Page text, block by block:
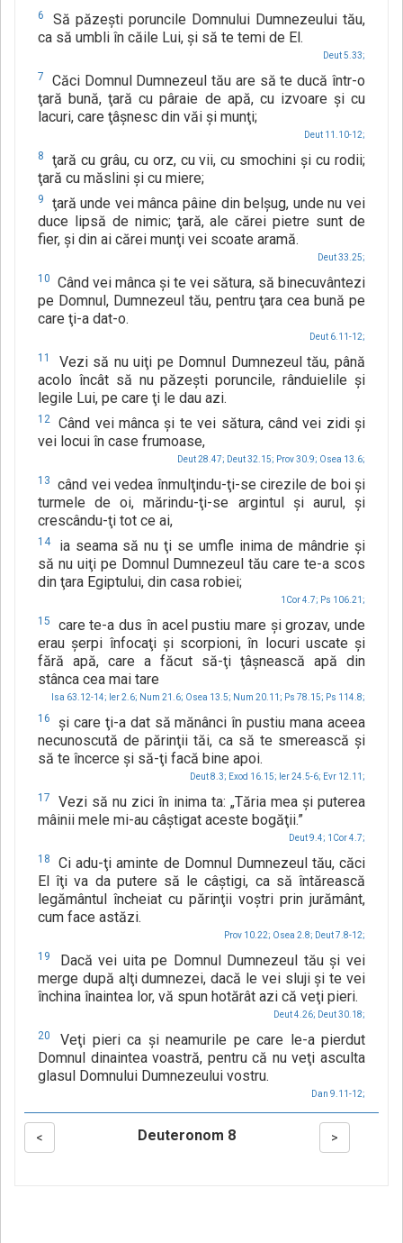
6
Să păzeşti poruncile Domnului Dumnezeului tău,
ca să umbli în căile Lui, şi să te temi de El.
Deut 5.33;
7
Căci Domnul Dumnezeul tău are să te ducă într-o
ţară bună, ţară cu pâraie de apă, cu izvoare şi cu
lacuri, care ţâşnesc din văi şi munţi;
Deut 11.10-12;
8
ţară cu grâu, cu orz, cu vii, cu smochini şi cu rodii;
ţară cu măslini şi cu miere;
9
ţară unde vei mânca pâine din belşug, unde nu vei
duce lipsă de nimic; ţară, ale cărei pietre sunt de
fier, şi din ai cărei munţi vei scoate aramă.
Deut 33.25;
10
Când vei mânca şi te vei sătura, să binecuvântezi
pe Domnul, Dumnezeul tău, pentru ţara cea bună pe
care ţi-a dat-o.
Deut 6.11-12;
11
Vezi să nu uiţi pe Domnul Dumnezeul tău, până
acolo încât să nu păzeşti poruncile, rânduielile şi
legile Lui, pe care ţi le dau azi.
12
Când vei mânca şi te vei sătura, când vei zidi şi
vei locui în case frumoase,
Deut 28.47; Deut 32.15; Prov 30.9; Osea 13.6;
13
când vei vedea înmulţindu-ţi-se cirezile de boi şi
turmele de oi, mărindu-ţi-se argintul şi aurul, şi
crescându-ţi tot ce ai,
14
ia seama să nu ţi se umfle inima de mândrie şi
să nu uiţi pe Domnul Dumnezeul tău care te-a scos
din ţara Egiptului, din casa robiei;
1Cor 4.7; Ps 106.21;
15
care te-a dus în acel pustiu mare şi grozav, unde
erau şerpi înfocaţi şi scorpioni, în locuri uscate şi
fără apă, care a făcut să-ţi ţâşnească apă din
stânca cea mai tare
Isa 63.12-14; Ier 2.6; Num 21.6; Osea 13.5; Num 20.11; Ps 78.15; Ps 114.8;
16
şi care ţi-a dat să mănânci în pustiu mana aceea
necunoscută de părinţii tăi, ca să te smerească şi
să te încerce şi să-ţi facă bine apoi.
Deut 8.3; Exod 16.15; Ier 24.5-6; Evr 12.11;
17
Vezi să nu zici în inima ta: „Tăria mea şi puterea
mâinii mele mi-au câştigat aceste bogăţii.”
Deut 9.4; 1Cor 4.7;
18
Ci adu-ţi aminte de Domnul Dumnezeul tău, căci
El îţi va da putere să le câştigi, ca să întărească
legământul încheiat cu părinţii voştri prin jurământ,
cum face astăzi.
Prov 10.22; Osea 2.8; Deut 7.8-12;
19
Dacă vei uita pe Domnul Dumnezeul tău şi vei
merge după alţi dumnezei, dacă le vei sluji şi te vei
închina înaintea lor, vă spun hotărât azi că veţi pieri.
Deut 4.26; Deut 30.18;
20
Veţi pieri ca şi neamurile pe care le-a pierdut
Domnul dinaintea voastră, pentru că nu veţi asculta
glasul Domnului Dumnezeului vostru.
Dan 9.11-12;
< Deuteronom 8 >